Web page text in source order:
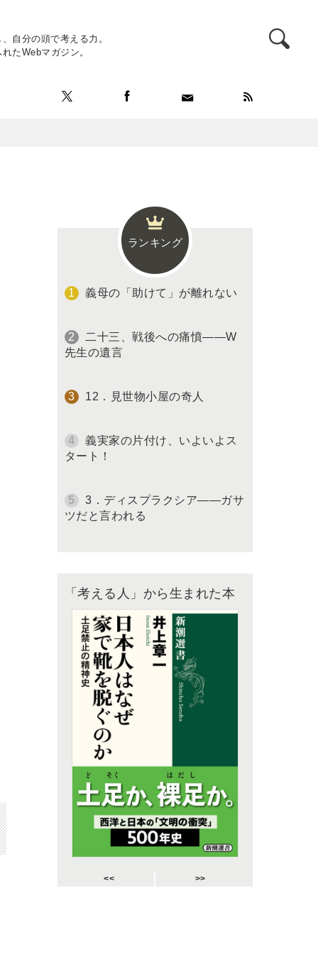
自分の頭で考える力。
たWebマガジン。
ランキング
義母の「助けて」が離れない
二十三、戦後への痛憤――W
先生の遺言
12．見世物小屋の奇人
義実家の片付け、いよいよス
タート！
3．ディスプラクシア――ガサ
ツだと言われる
「考える人」から生まれた本
<< >>